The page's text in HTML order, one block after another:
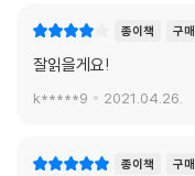
종이책 구매
잘읽을게요!
k*****9 2021.04.26.
종이책 구매